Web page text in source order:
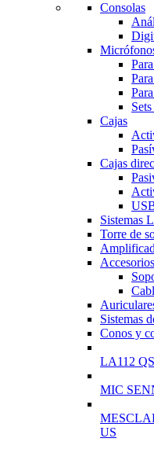
Consolas
Cajas
Cajas
Sistemas
Torre de
Sistemas
Conos y
LA112
MIC
US